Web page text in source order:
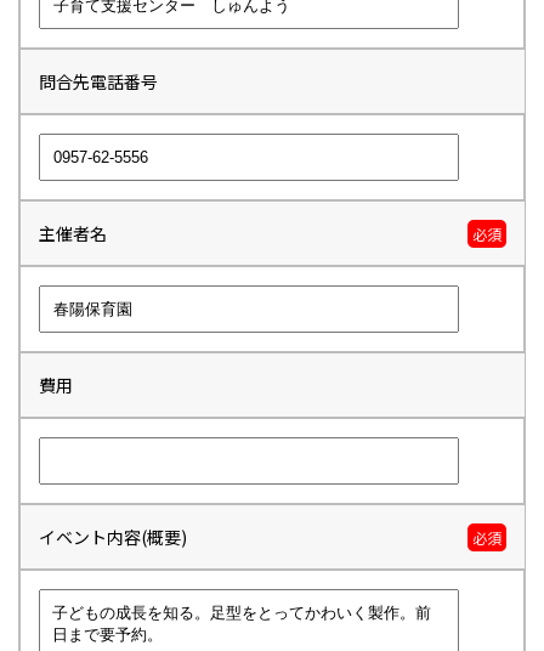
問合先電話番号
主催者名 必須
費用
イベント内容(概要) 必須